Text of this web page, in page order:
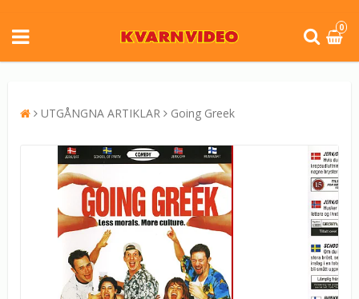
0
UTGÅNGNA ARTIKLAR Going Greek